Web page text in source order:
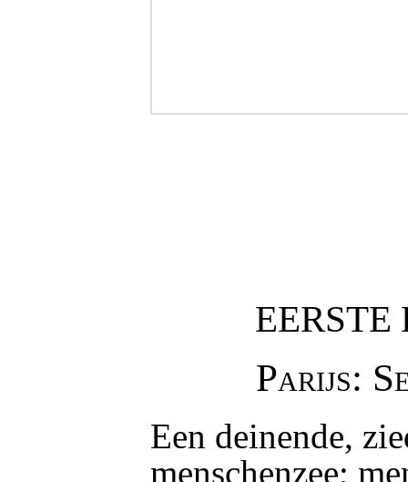
EERSTE
Parijs:
Een deinende,
menschenzee;